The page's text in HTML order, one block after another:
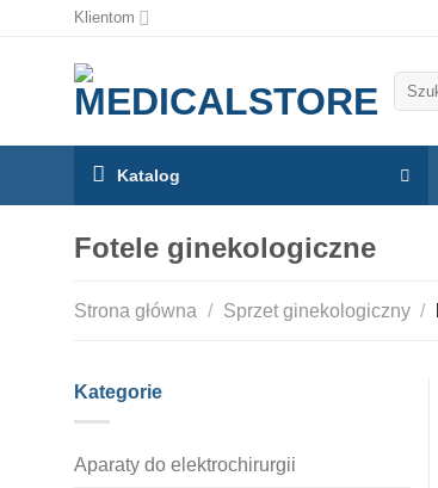
Klientom
Szukaj:
Katalog
Fotele ginekologiczne
Strona główna / Sprzet ginekologiczny /
Kategorie
Aparaty do elektrochirurgii